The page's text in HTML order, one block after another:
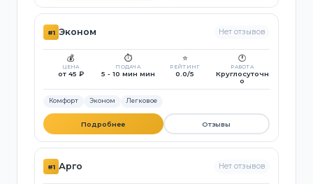
#1 Эконом Нет отзывов
💰
ЦЕНА
от 45 ₽
⏱️
ПОДАЧА
5 - 10 мин мин
⭐
РЕЙТИНГ
0.0/5
🕐
РАБОТА
Круглосуточн
о
Комфорт Эконом Легковое
Подробнее Отзывы
#1 Арго Нет отзывов